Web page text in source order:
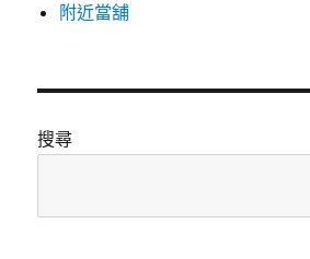
附近當舖
搜尋